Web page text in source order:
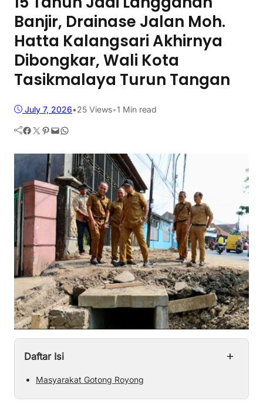
Banjir, Drainase Jalan Moh.
Hatta Kalangsari Akhirnya
Dibongkar, Wali Kota
Tasikmalaya Turun Tangan
July 7, 2026•25 Views•1 Min read
Facebook Twitter Pinterest Mail WhatsApp
Daftar Isi +
Masyarakat Gotong Royong